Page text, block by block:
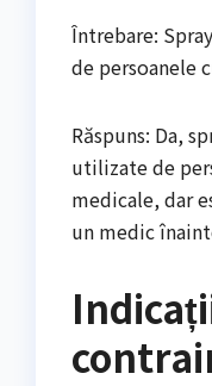
Întrebare:
de persoanele
Răspuns: Da,
utilizate de
medicale, dar
un medic